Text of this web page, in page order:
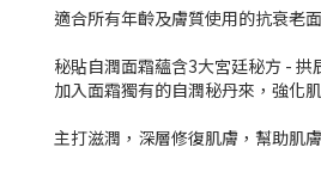
適合所有年齡及膚質使用的抗衰老
秘貼自潤面霜蘊含3大宮廷秘方 -
加入面霜獨有的自潤秘丹來，強化
主打滋潤，深層修復肌膚，幫助肌